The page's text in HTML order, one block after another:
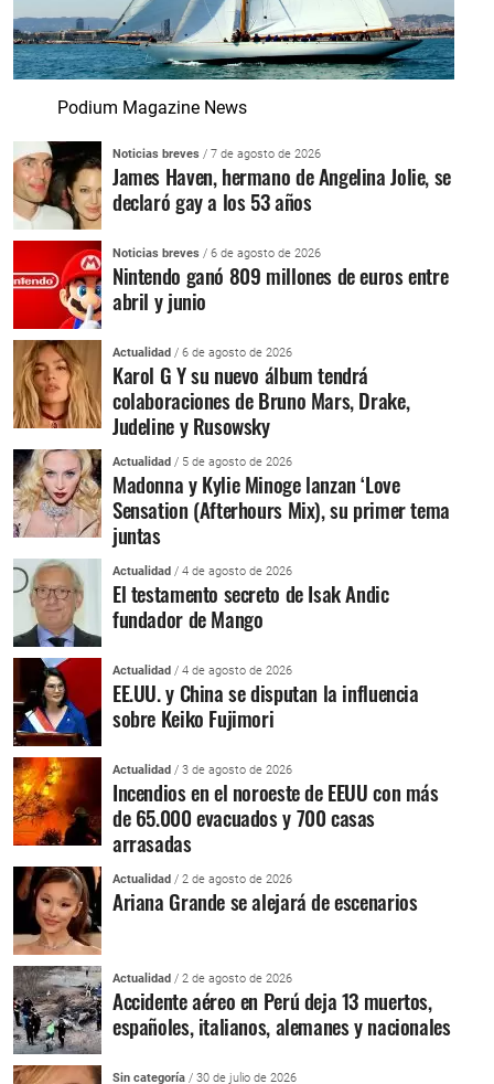
Podium Magazine News
Noticias breves / 7 de agosto de 2026
James Haven, hermano de Angelina Jolie, se
declaró gay a los 53 años
Noticias breves / 6 de agosto de 2026
Nintendo ganó 809 millones de euros entre
abril y junio
Actualidad / 6 de agosto de 2026
Karol G Y su nuevo álbum tendrá
colaboraciones de Bruno Mars, Drake,
Judeline y Rusowsky
Actualidad / 5 de agosto de 2026
Madonna y Kylie Minoge lanzan ‘Love
Sensation (Afterhours Mix), su primer tema
juntas
Actualidad / 4 de agosto de 2026
El testamento secreto de Isak Andic
fundador de Mango
Actualidad / 4 de agosto de 2026
EE.UU. y China se disputan la influencia
sobre Keiko Fujimori
Actualidad / 3 de agosto de 2026
Incendios en el noroeste de EEUU con más
de 65.000 evacuados y 700 casas
arrasadas
Actualidad / 2 de agosto de 2026
Ariana Grande se alejará de escenarios
Actualidad / 2 de agosto de 2026
Accidente aéreo en Perú deja 13 muertos,
españoles, italianos, alemanes y nacionales
Sin categoría / 30 de julio de 2026